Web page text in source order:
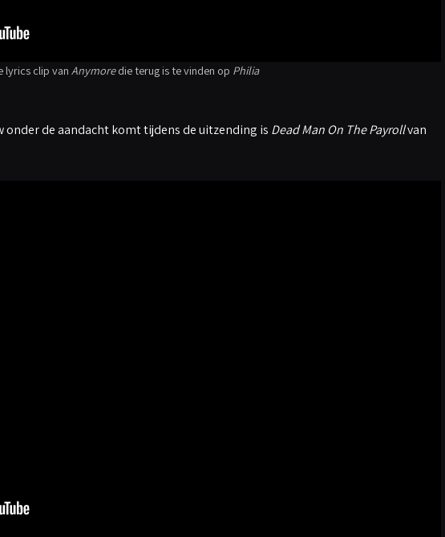
lyrics clip van Anymoredie terug is te vinden op Philia
onder de aandacht komt tijdens de uitzending is Dead Man On The Payrollvan